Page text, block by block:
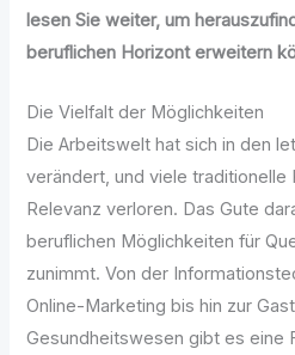
lesen Sie weiter, um
beruflichen Horizont erweitern
Die Vielfalt der Möglichkeiten
Die Arbeitswelt hat sich in den
verändert, und viele traditionelle
Relevanz verloren. Das Gute
beruflichen Möglichkeiten für
zunimmt. Von der
Online-Marketing bis hin zur
Gesundheitswesen gibt es eine